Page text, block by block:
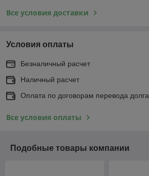
Все условия доставки
Условия оплаты
Безналичный расчет
Наличный расчет
Оплата по договорам перевода долга
Все условия оплаты
Подобные товары компании